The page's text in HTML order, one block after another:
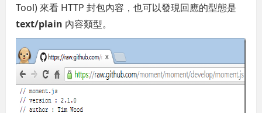
Tool) 來看 HTTP 封包內容，也可以發現回應的型態是
text/plain 內容類型。